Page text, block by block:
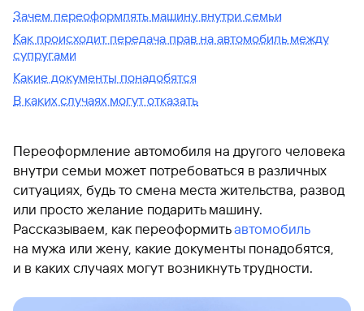
Зачем переоформлять машину внутри семьи
Как происходит передача прав на автомобиль между
супругами
Какие документы понадобятся
В каких случаях могут отказать
Переоформление автомобиля на другого человека
внутри семьи может потребоваться в различных
ситуациях, будь то смена места жительства, развод
или просто желание подарить машину.
Рассказываем, как переоформитьавтомобиль
на мужа или жену, какие документы понадобятся,
и в каких случаях могут возникнуть трудности.